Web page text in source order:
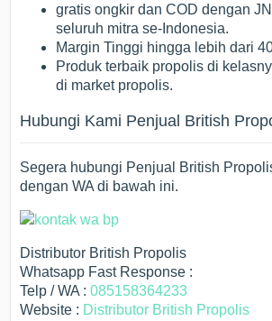
gratis ongkir dan COD dengan
seluruh mitra se-Indonesia.
Margin Tinggi hingga lebih dari
Produk terbaik propolis di
di market propolis.
Hubungi Kami Penjual British
Segera hubungi Penjual British
dengan WA di bawah ini.
Distributor British Propolis
Whatsapp Fast Response :
Telp / WA :085158364233
Website : Distributor British Propolis